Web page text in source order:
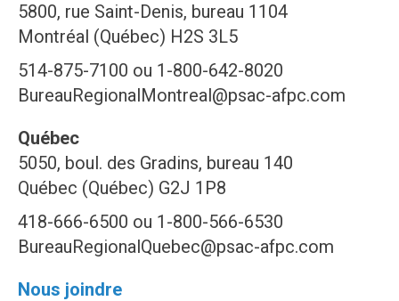
5800, rue Saint-Denis, bureau 1104
Montréal (Québec) H2S 3L5
514-875-7100 ou 1-800-642-8020
BureauRegionalMontreal@psac-afpc.com
Québec
5050, boul. des Gradins, bureau 140
Québec (Québec) G2J 1P8
418-666-6500 ou 1-800-566-6530
BureauRegionalQuebec@psac-afpc.com
Nous joindre